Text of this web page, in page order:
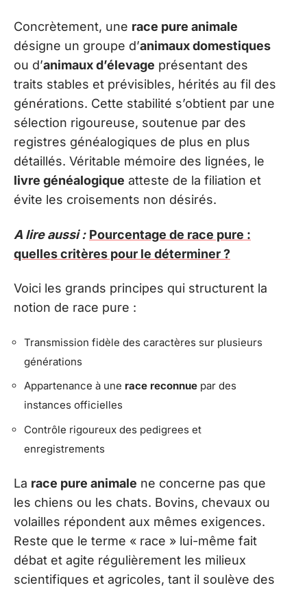
Concrètement, une race pure animale
désigne un groupe d’animaux domestiques
ou d’animaux d’élevage présentant des
traits stables et prévisibles, hérités au fil des
générations. Cette stabilité s’obtient par une
sélection rigoureuse, soutenue par des
registres généalogiques de plus en plus
détaillés. Véritable mémoire des lignées, le
livre généalogique atteste de la filiation et
évite les croisements non désirés.
A lire aussi : Pourcentage de race pure :
quelles critères pour le déterminer ?
Voici les grands principes qui structurent la
notion de race pure :
Transmission fidèle des caractères sur plusieurs
générations
Appartenance à une race reconnue par des
instances officielles
Contrôle rigoureux des pedigrees et
enregistrements
La race pure animale ne concerne pas que
les chiens ou les chats. Bovins, chevaux ou
volailles répondent aux mêmes exigences.
Reste que le terme « race » lui-même fait
débat et agite régulièrement les milieux
scientifiques et agricoles, tant il soulève des